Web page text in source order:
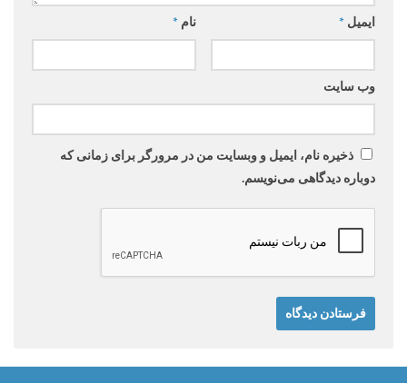
نام * ایمیل *
وب‌ سایت
ذخیره نام، ایمیل و وبسایت من در مرورگر برای زمانی که
دوباره دیدگاهی می‌نویسم.